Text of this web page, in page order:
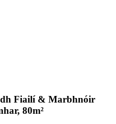
Fiailí & Marbhnóir
80m²